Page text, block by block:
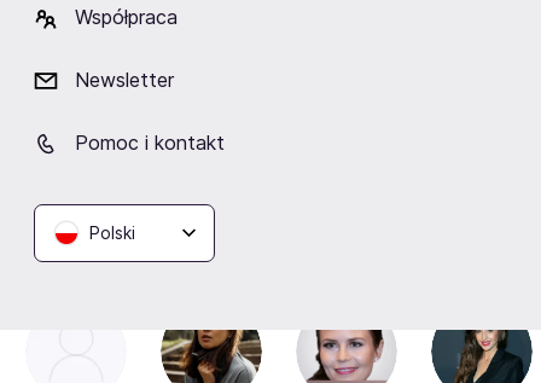
Współpraca
Newsletter
Pomoc i kontakt
Polski
wystawi każdemu prędzej, czy później. Czy da się
dostępne.
Aktorzy